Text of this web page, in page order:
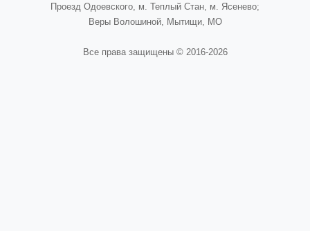
Проезд Одоевского, м. Теплый Стан, м. Ясенево;
Веры Волошиной, Мытищи, МО
Все права защищены © 2016-2026